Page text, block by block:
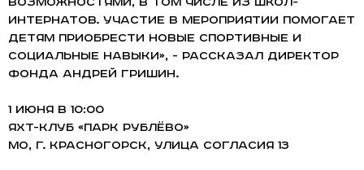
интернатов. Участие в мероприятии помогает
детям приобрести новые спортивные и
социальные навыки», - рассказал директор
Фонда Андрей Гришин.
1 июня в 10:00
Яхт-клуб «Парк Рублёво»
МО, г. Красногорск, улица Согласия 13